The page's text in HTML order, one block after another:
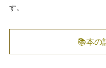
す。
📚本の